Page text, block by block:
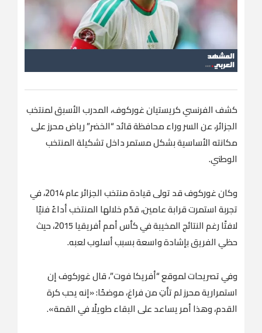
كشف الفرنسي كريستيان غوركوف، المدرب الأسبق لمنتخب
الجزائر، عن السر وراء محافظة قائد “الخضر” رياض محرز على
مكانته الأساسية بشكل مستمر داخل تشكيلة المنتخب
الوطني.
وكان غوركوف قد تولى قيادة منتخب الجزائر عام 2014، في
تجربة استمرت قرابة عامين، قدّم خلالها المنتخب أداءً فنيًا
لافتًا رغم النتائج المخيبة في كأس أمم أفريقيا 2015، حيث
حظي الفريق بإشادة واسعة بسبب أسلوب لعبه.
وفي تصريحات لموقع “أفريكا فوت”، قال غوركوف إن
استمرارية محرز لم تأتِ من فراغ، موضحًا: «إنه يحب كرة
القدم، وهذا أمر يساعد على البقاء طويلًا في القمة».